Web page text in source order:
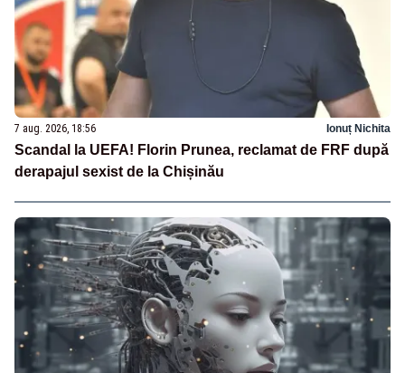
7 aug. 2026, 18:56 Ionuț Nichita
Scandal la UEFA! Florin Prunea, reclamat de FRF după
derapajul sexist de la Chișinău